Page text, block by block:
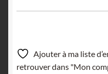
Ajouter à ma liste
retrouver dans "Mon